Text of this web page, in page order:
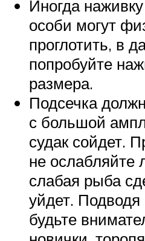
Иногда
особи могут
проглотить, в
попробуйте
размера.
Подсечка
с большой
судак сойдет.
не ослабляйте
слабая рыба
уйдет. Подводя
будьте